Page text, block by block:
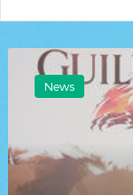
ArenaNet:
Zadorojny
ArenaNet
News